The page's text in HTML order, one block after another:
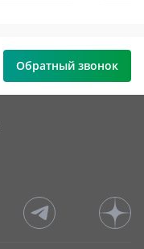
Обратный звонок